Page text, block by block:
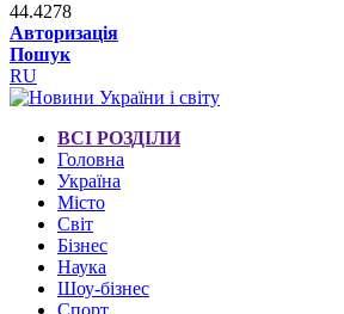
44.4278
Авторизація
Пошук
RU
ВСІ РОЗДІЛИ
Головна
Україна
Місто
Світ
Бізнес
Наука
Шоу-бізнес
Спорт